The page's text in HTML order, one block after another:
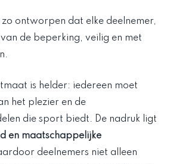
zo ontworpen dat elke deelnemer,
de beperking, veilig en met
is helder: iedereen moet
het plezier en de
die sport biedt. De nadruk ligt
en maatschappelijke
deelnemers niet alleen